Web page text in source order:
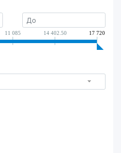
11 085 14 402.50 17 720